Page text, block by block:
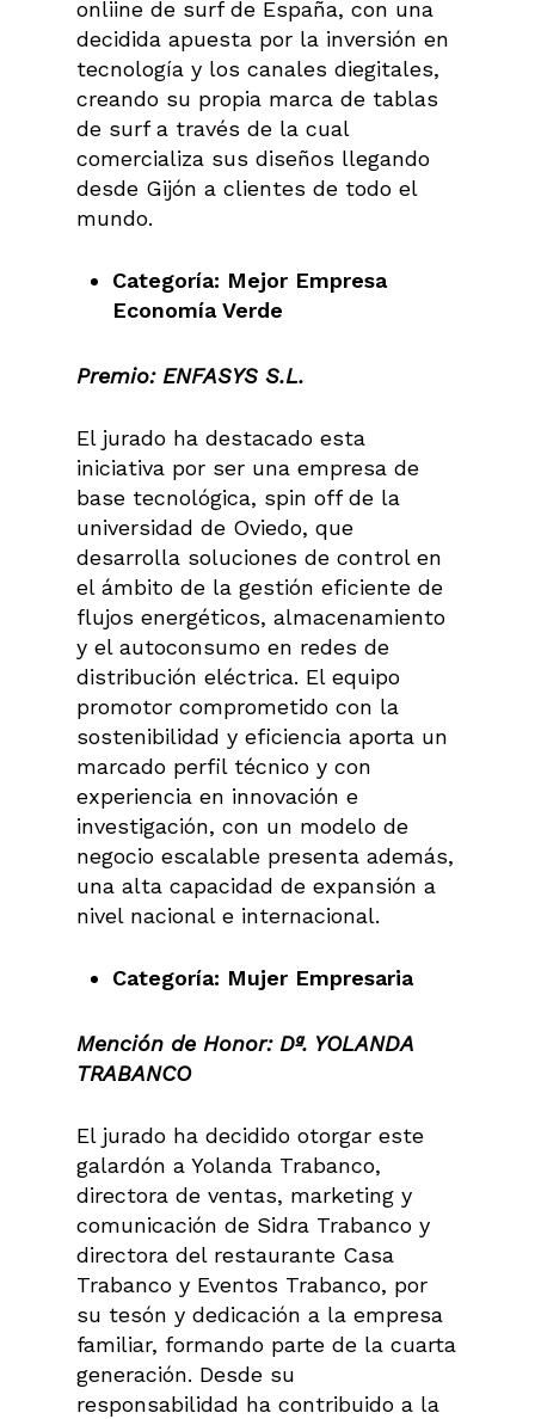
onliine de surf de España, con una
decidida apuesta por la inversión en
tecnología y los canales diegitales,
creando su propia marca de tablas
de surf a través de la cual
comercializa sus diseños llegando
desde Gijón a clientes de todo el
mundo.
Categoría: Mejor Empresa
Economía Verde
Premio: ENFASYS S.L.
El jurado ha destacado esta
iniciativa por ser una empresa de
base tecnológica, spin off de la
universidad de Oviedo, que
desarrolla soluciones de control en
el ámbito de la gestión eficiente de
flujos energéticos, almacenamiento
y el autoconsumo en redes de
distribución eléctrica. El equipo
promotor comprometido con la
sostenibilidad y eficiencia aporta un
marcado perfil técnico y con
experiencia en innovación e
investigación, con un modelo de
negocio escalable presenta además,
una alta capacidad de expansión a
nivel nacional e internacional.
Categoría: Mujer Empresaria
Mención de Honor: Dª. YOLANDA
TRABANCO
El jurado ha decidido otorgar este
galardón a Yolanda Trabanco,
directora de ventas, marketing y
comunicación de Sidra Trabanco y
directora del restaurante Casa
Trabanco y Eventos Trabanco, por
su tesón y dedicación a la empresa
familiar, formando parte de la cuarta
generación. Desde su
responsabilidad ha contribuido a la